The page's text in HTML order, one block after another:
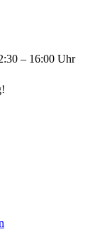
– 16:00 Uhr